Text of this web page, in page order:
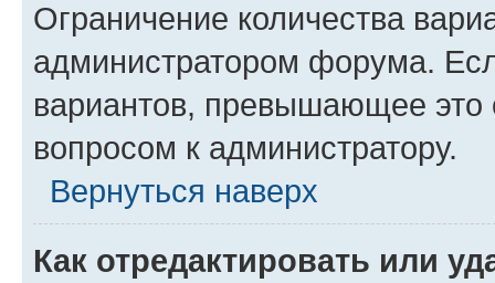
Ограничение количества
администратором форума.
вариантов, превышающее это
вопросом к администратору.
Вернуться наверх
Как отредактировать или